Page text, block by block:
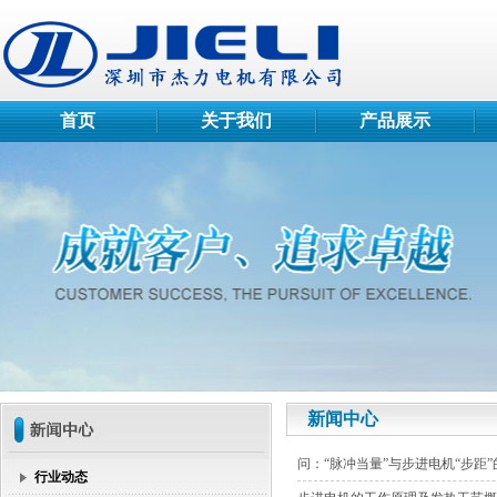
首页 关于我们 产品展示
行业动态
新闻中心
问：“脉冲当量”与步进电机“步距